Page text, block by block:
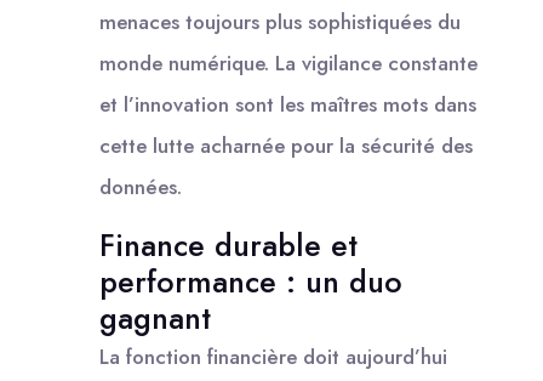
menaces toujours plus sophistiquées du
monde numérique. La vigilance constante
et l’innovation sont les maîtres mots dans
cette lutte acharnée pour la sécurité des
données.
Finance durable et
performance : un duo
gagnant
La fonction financière doit aujourd’hui